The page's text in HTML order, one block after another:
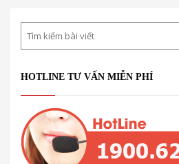
HOTLINE TƯ VẤN MIỄN PHÍ